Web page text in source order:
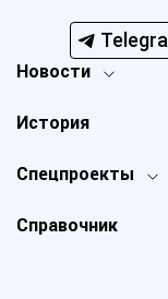
Новости
Спецпроекты
История
Справочник